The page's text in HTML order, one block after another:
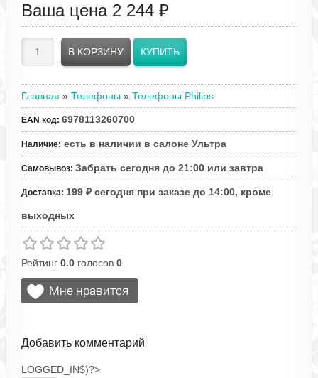
Ваша цена 2 244 ₽
Главная » Телефоны » Телефоны Philips
EAN код: 6978113260700
Наличие: есть в наличии в салоне Ультра
Самовывоз: Забрать сегодня до 21:00 или завтра
Доставка: 199 ₽ сегодня при заказе до 14:00, кроме
выходных
Рейтинг 0.0голосов 0
Добавить комментарий
LOGGED_IN$)?>